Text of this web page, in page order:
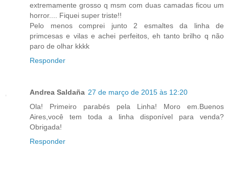
extremamente grosso q msm com duas camadas ficou um
horror.... Fiquei super triste!!
Pelo menos comprei junto 2 esmaltes da linha de
primcesas e vilas e achei perfeitos, eh tanto brilho q não
paro de olhar kkkk
Responder
Andrea Saldaña 27 de março de 2015 às 12:20
Ola! Primeiro parabés pela Linha! Moro em.Buenos
Aires,você tem toda a linha disponível para venda?
Obrigada!
Responder